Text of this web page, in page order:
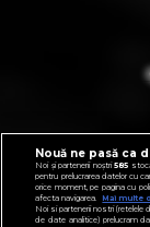
Nouă ne pasă ca
Noi și partenerii noștri585
pentru prelucrarea datelor cu
orice moment, pe pagina cu
afecta navigarea.
Mai multe
Noi si partenerii nostri (retelele
de date analitice) prelucram